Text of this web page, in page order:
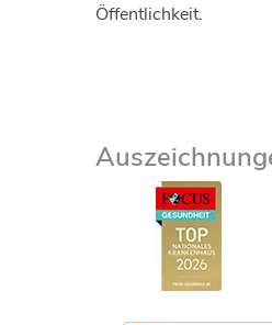
Öffentlichkeit.